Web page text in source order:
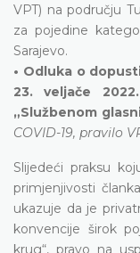
VPT) na području
za pojedine
Sarajevo.
• Odluka o
23. veljače
„Službenom
COVID-19, pravilo
Slijedeći praksu
primjenjivosti
ukazuje da je
konvencije širok
krug“, pravo na